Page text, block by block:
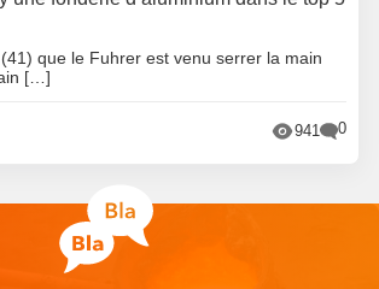
(41) que le Fuhrer est venu serrer la main
[…]
941 0